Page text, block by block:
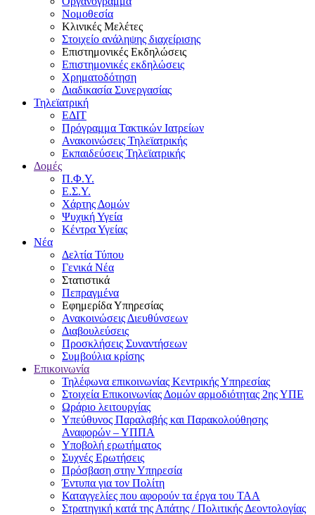
Νομοθεσία
Κλινικές Μελέτες
Στοιχείο ανάληψης διαχείρισης
Επιστημονικές Εκδηλώσεις
Επιστημονικές εκδηλώσεις
Χρηματοδότηση
Διαδικασία Συνεργασίας
Τηλεϊατρική
ΕΔΙΤ
Πρόγραμμα Τακτικών Ιατρείων
Ανακοινώσεις Τηλεϊατρικής
Εκπαιδεύσεις Τηλεϊατρικής
Δομές
Π.Φ.Υ.
Ε.Σ.Υ.
Χάρτης Δομών
Ψυχική Υγεία
Κέντρα Υγείας
Νέα
Δελτία Τύπου
Γενικά Νέα
Στατιστικά
Πεπραγμένα
Εφημερίδα Υπηρεσίας
Ανακοινώσεις Διευθύνσεων
Διαβουλεύσεις
Προσκλήσεις Συναντήσεων
Συμβούλια κρίσης
Επικοινωνία
Τηλέφωνα επικοινωνίας Κεντρικής Υπηρεσίας
Στοιχεία Επικοινωνίας Δομών αρμοδιότητας 2ης ΥΠΕ
Ωράριο λειτουργίας
Υπεύθυνος Παραλαβής και Παρακολούθησης
Αναφορών – ΥΠΠΑ
Υποβολή ερωτήματος
Συχνές Ερωτήσεις
Πρόσβαση στην Υπηρεσία
Έντυπα για τον Πολίτη
Καταγγελίες που αφορούν τα έργα του ΤΑΑ
Στρατηγική κατά της Απάτης / Πολιτικής Δεοντολογίας